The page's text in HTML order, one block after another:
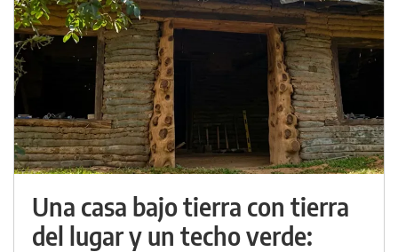
Una casa bajo tierra con tierra
del lugar y un techo verde: